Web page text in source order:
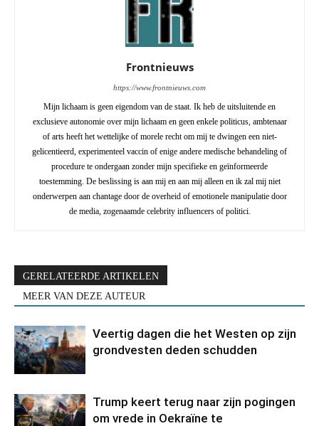
Frontnieuws
https://www.frontnieuws.com
Mijn lichaam is geen eigendom van de staat. Ik heb de uitsluitende en
exclusieve autonomie over mijn lichaam en geen enkele politicus, ambtenaar
of arts heeft het wettelijke of morele recht om mij te dwingen een niet-
gelicentieerd, experimenteel vaccin of enige andere medische behandeling of
procedure te ondergaan zonder mijn specifieke en geïnformeerde
toestemming. De beslissing is aan mij en aan mij alleen en ik zal mij niet
onderwerpen aan chantage door de overheid of emotionele manipulatie door
de media, zogenaamde celebrity influencers of politici.
GERELATEERDE ARTIKELEN
MEER VAN DEZE AUTEUR
Veertig dagen die het Westen op zijn
grondvesten deden schudden
Trump keert terug naar zijn pogingen
om vrede in Oekraïne te